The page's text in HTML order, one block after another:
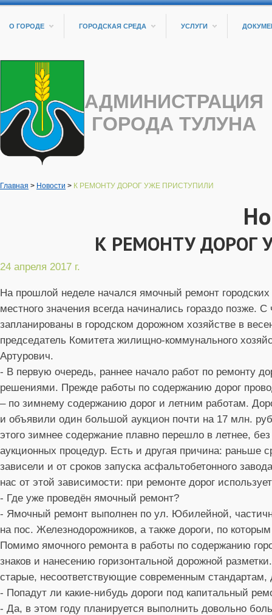
О ГОРОДЕ ГОРОДСКАЯ СРЕДА УСЛУГИ
АДМИНИСТРАЦИЯ
ГОРОДА ТУЛУНА
Главная > Новости > К РЕМОНТУ ДОРОГ УЖЕ ПРИСТУПИЛИ
К РЕМОНТУ ДОРОГ
24 апреля 2017 г.
На прошлой неделе начался ямочный ремонт
местного значения всегда начинались гораздо позже.
запланированы в городском дорожном хозяйстве в
председатель Комитета жилищно-коммунального
Артурович.
- В первую очередь, раннее начало работ по ремонту
решениями. Прежде работы по содержанию дорог
– по зимнему содержанию дорог и летним работам.
и объявили один большой аукцион почти на 17 млн.
этого зимнее содержание плавно перешло в летнее,
аукционных процедур. Есть и другая причина: раньше
зависели и от сроков запуска асфальтобетонного
нас от этой зависимости: при ремонте дорог
- Где уже проведён ямочный ремонт?
- Ямочный ремонт выполнен по ул. Юбилейной,
на пос. Железнодорожников, а также дороги, по
Помимо ямочного ремонта в работы по содержанию
знаков и нанесению горизонтальной дорожной
старые, несоответствующие современным
- Попадут ли какие-нибудь дороги под капитальный
- Да, в этом году планируется выполнить довольно